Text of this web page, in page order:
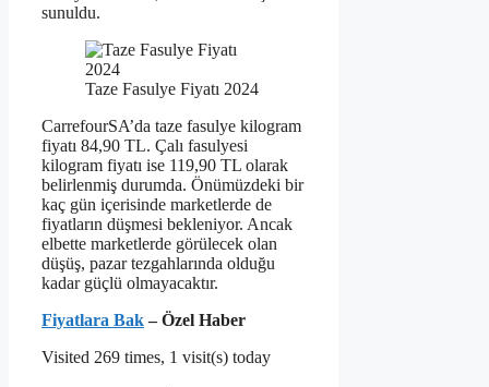
sunuldu.
Taze Fasulye Fiyatı 2024
CarrefourSA’da taze fasulye kilogram
fiyatı 84,90 TL. Çalı fasulyesi
kilogram fiyatı ise 119,90 TL olarak
belirlenmiş durumda. Önümüzdeki bir
kaç gün içerisinde marketlerde de
fiyatların düşmesi bekleniyor. Ancak
elbette marketlerde görülecek olan
düşüş, pazar tezgahlarında olduğu
kadar güçlü olmayacaktır.
Fiyatlara Bak– Özel Haber
Visited 269 times, 1 visit(s) today